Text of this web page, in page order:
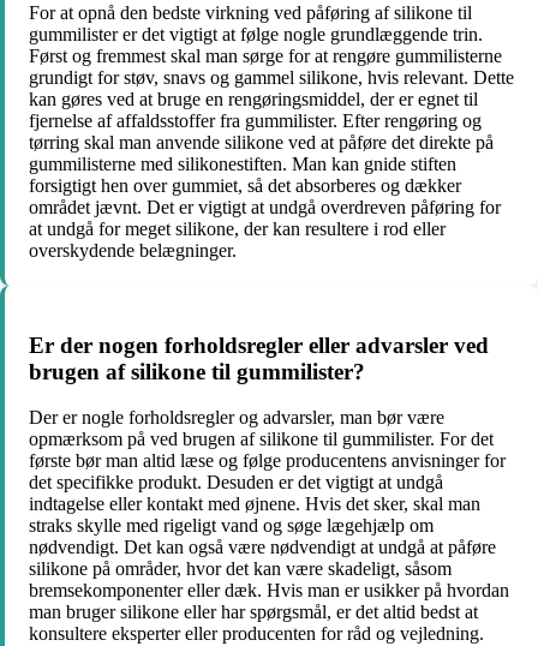
For at opnå den bedste virkning ved påføring af silikone til
gummilister er det vigtigt at følge nogle grundlæggende trin.
Først og fremmest skal man sørge for at rengøre gummilisterne
grundigt for støv, snavs og gammel silikone, hvis relevant. Dette
kan gøres ved at bruge en rengøringsmiddel, der er egnet til
fjernelse af affaldsstoffer fra gummilister. Efter rengøring og
tørring skal man anvende silikone ved at påføre det direkte på
gummilisterne med silikonestiften. Man kan gnide stiften
forsigtigt hen over gummiet, så det absorberes og dækker
området jævnt. Det er vigtigt at undgå overdreven påføring for
at undgå for meget silikone, der kan resultere i rod eller
overskydende belægninger.
Er der nogen forholdsregler eller advarsler ved
brugen af silikone til gummilister?
Der er nogle forholdsregler og advarsler, man bør være
opmærksom på ved brugen af silikone til gummilister. For det
første bør man altid læse og følge producentens anvisninger for
det specifikke produkt. Desuden er det vigtigt at undgå
indtagelse eller kontakt med øjnene. Hvis det sker, skal man
straks skylle med rigeligt vand og søge lægehjælp om
nødvendigt. Det kan også være nødvendigt at undgå at påføre
silikone på områder, hvor det kan være skadeligt, såsom
bremsekomponenter eller dæk. Hvis man er usikker på hvordan
man bruger silikone eller har spørgsmål, er det altid bedst at
konsultere eksperter eller producenten for råd og vejledning.